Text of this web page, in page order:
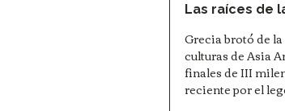
Las raíces de
Grecia brotó de
culturas de Asia
finales de III
reciente por el